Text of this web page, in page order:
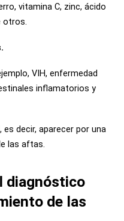
vitamina C, zinc, ácido
otros.
VIH, enfermedad
inflamatorios y
decir, aparecer por una
las aftas.
diagnóstico
de las